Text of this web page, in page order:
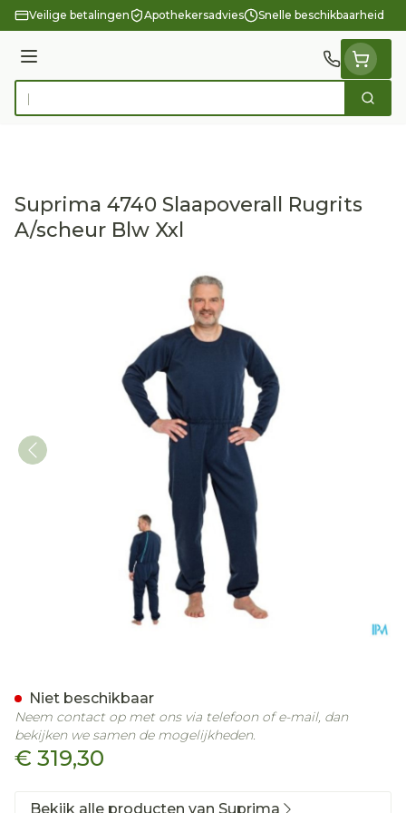
Ga naar de inhoud
Veilige betalingen Apothekersadvies Snelle beschikbaarheid
Menu
Product, merk, categorie... Zoek
Suprima 4740 Slaapoverall Rugrits
A/scheur Blw Xxl
€ 319,30
Niet beschikbaar
Neem contact op met ons via telefoon of e-mail, dan
bekijken we samen de mogelijkheden.
Bekijk alle producten van Suprima